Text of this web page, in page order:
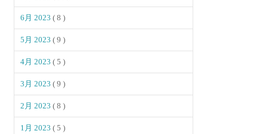
6月 2023( 8 )
5月 2023( 9 )
4月 2023( 5 )
3月 2023( 9 )
2月 2023( 8 )
1月 2023( 5 )